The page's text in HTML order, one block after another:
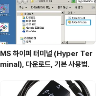
MS 하이퍼 터미널 (Hyper Ter
minal), 다운로드, 기본 사용법.